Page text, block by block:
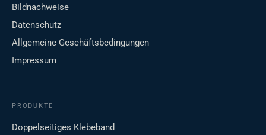
Bildnachweise
Datenschutz
Allgemeine Geschäftsbedingungen
Impressum
PRODUKTE
Doppelseitiges Klebeband